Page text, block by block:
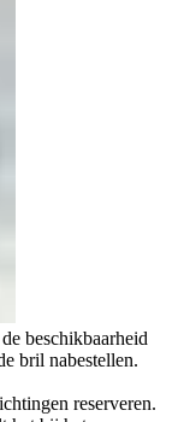
beschikbaarheid
bril nabestellen.
reserveren.